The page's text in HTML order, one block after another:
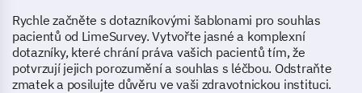
Rychle začněte s dotazníkovými šablonami pro souhlas
pacientů od LimeSurvey. Vytvořte jasné a komplexní
dotazníky, které chrání práva vašich pacientů tím, že
potvrzují jejich porozumění a souhlas s léčbou. Odstraňte
zmatek a posilujte důvěru ve vaši zdravotnickou instituci.